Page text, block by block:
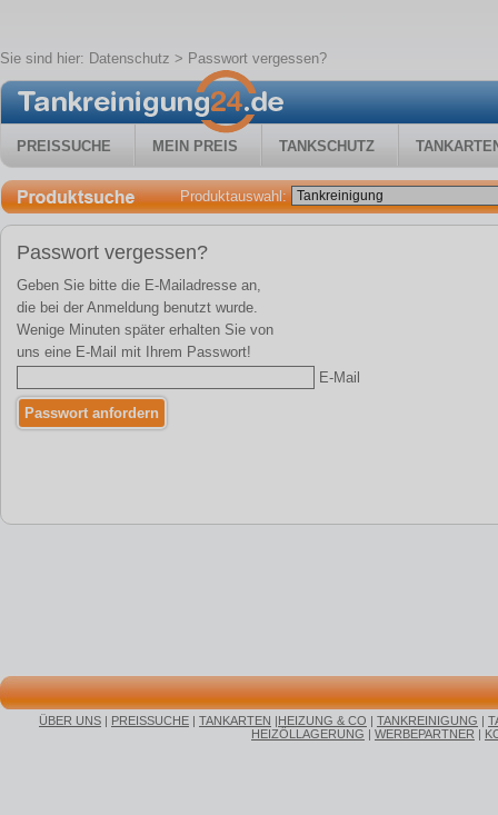
Sie sind hier: Datenschutz > Passwort vergessen?
PREISSUCHE MEIN PREIS TANKSCHUTZ
Produktauswahl:
Passwort vergessen?
Geben Sie bitte die E-Mailadresse an,
die bei der Anmeldung benutzt wurde.
Wenige Minuten später erhalten Sie von
uns eine E-Mail mit Ihrem Passwort!
E-Mail
ÜBER UNS | PREISSUCHE | TANKARTEN |HEIZUNG & CO | TANKREINIGUNG |
HEIZÖLLAGERUNG | WERBEPARTNER |